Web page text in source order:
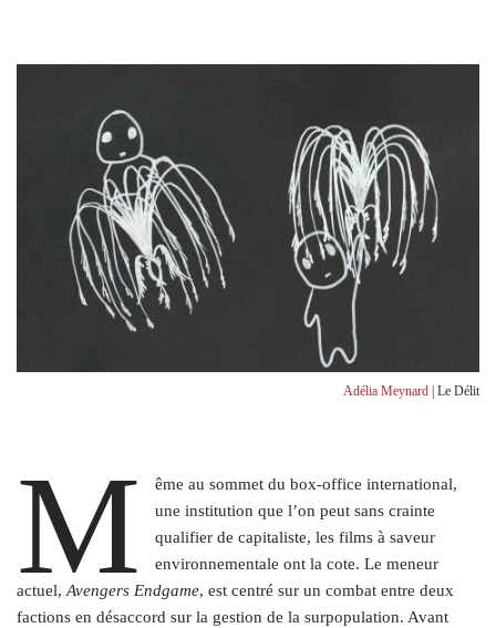
Adélia Meynard | Le Délit
M
ême au sommet du box-office international,
une institution que l’on peut sans crainte
qualifier de capitaliste, les films à saveur
environnementale ont la cote. Le meneur
actuel,Avengers Endgame, est centré sur un combat entre deux
factions en désaccord sur la gestion de la surpopulation. Avant